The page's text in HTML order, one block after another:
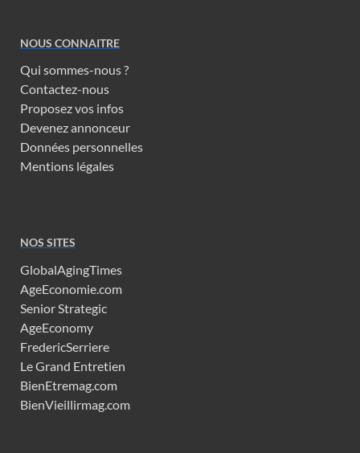
NOUS CONNAITRE
Qui sommes-nous ?
Contactez-nous
Proposez vos infos
Devenez annonceur
Données personnelles
Mentions légales
NOS SITES
GlobalAgingTimes
AgeEconomie.com
Senior Strategic
AgeEconomy
FredericSerriere
Le Grand Entretien
BienEtremag.com
BienVieillirmag.com